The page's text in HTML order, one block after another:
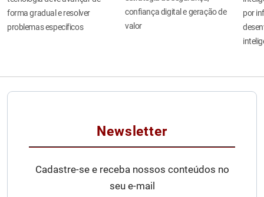
forma gradual e resolver
problemas específicos
confiança digital e geração de
valor
por
Newsletter
Cadastre-se e receba nossos conteúdos no
seu e-mail